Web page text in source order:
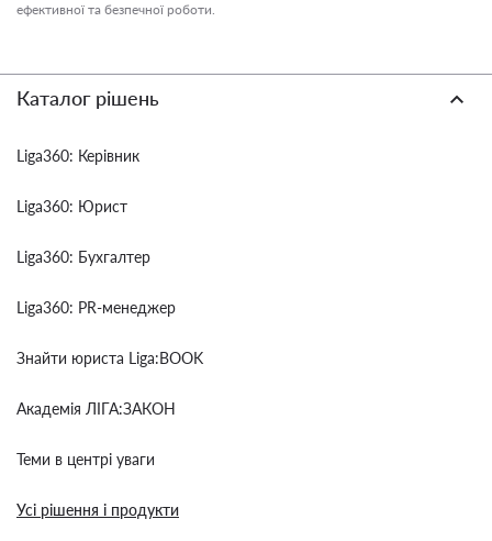
ефективної та безпечної роботи.
Каталог рішень
Liga360: Керівник
Liga360: Юрист
Liga360: Бухгалтер
Liga360: PR-менеджер
Знайти юриста Liga:BOOK
Академія ЛІГА:ЗАКОН
Теми в центрі уваги
Усі рішення і продукти